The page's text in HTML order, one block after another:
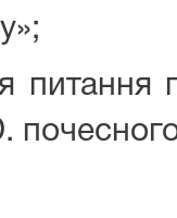
питання